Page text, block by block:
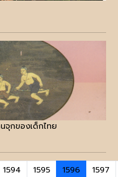
จุกของเด็กไทย
1594 1595 1596 1597